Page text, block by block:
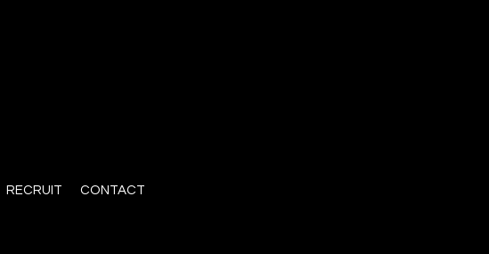
RECRUIT CONTACT